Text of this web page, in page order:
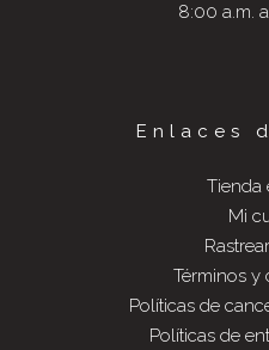
8:00 a.m.
Enlaces
Tienda
Mi
Términos y
Políticas de
Políticas de